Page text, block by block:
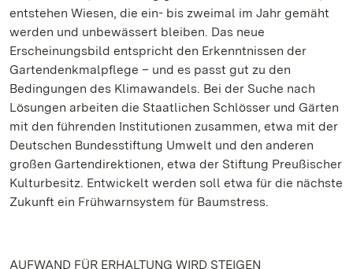
entstehen Wiesen, die ein- bis zweimal im Jahr gemäht
werden und unbewässert bleiben. Das neue
Erscheinungsbild entspricht den Erkenntnissen der
Gartendenkmalpflege – und es passt gut zu den
Bedingungen des Klimawandels. Bei der Suche nach
Lösungen arbeiten die Staatlichen Schlösser und Gärten
mit den führenden Institutionen zusammen, etwa mit der
Deutschen Bundesstiftung Umwelt und den anderen
großen Gartendirektionen, etwa der Stiftung Preußischer
Kulturbesitz. Entwickelt werden soll etwa für die nächste
Zukunft ein Frühwarnsystem für Baumstress.
AUFWAND FÜR ERHALTUNG WIRD STEIGEN